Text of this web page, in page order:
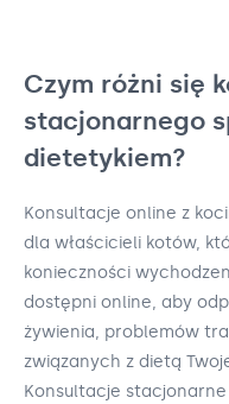
Czym różni się
stacjonarnego
dietetykiem?
Konsultacje online z
dla właścicieli kotów,
konieczności
dostępni online, aby
żywienia, problemów
związanych z dietą
Konsultacje